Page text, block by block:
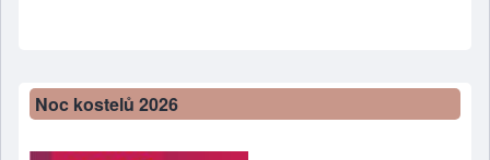
Noc kostelů 2026